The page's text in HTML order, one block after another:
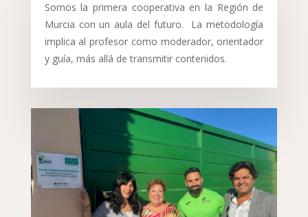
Somos la primera cooperativa en la Región de
Murcia con un aula del futuro. La metodología
implica al profesor como moderador, orientador
y guía, más allá de transmitir contenidos.